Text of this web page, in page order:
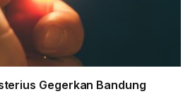
Gegerkan Bandung